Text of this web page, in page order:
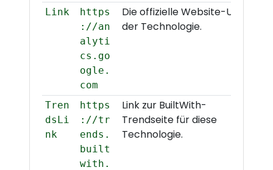
Link
https
://an
alyti
cs.go
ogle.
com
Die offizielle Website-URL
der Technologie.
Tren
dsLi
nk
https
://tr
ends.
built
with.
Link zur BuiltWith-
Trendseite für diese
Technologie.